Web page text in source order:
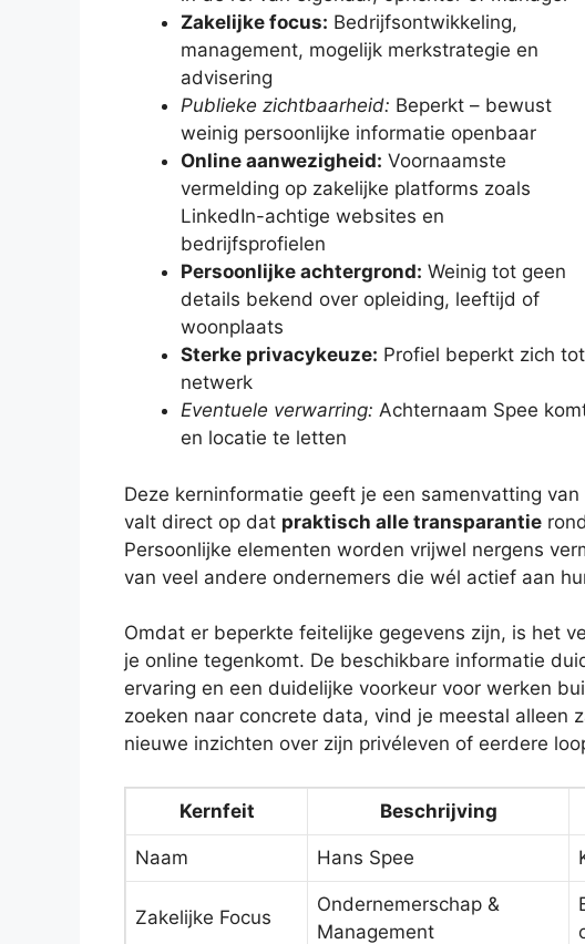
Zakelijke focus: Bedrijfsontwikkeling,
management, mogelijk merkstrategie en
advisering
Publieke zichtbaarheid: Beperkt – bewust
weinig persoonlijke informatie openbaar
Online aanwezigheid: Voornaamste
vermelding op zakelijke platforms zoals
LinkedIn-achtige websites en
bedrijfsprofielen
Persoonlijke achtergrond: Weinig tot geen
details bekend over opleiding, leeftijd of
woonplaats
Sterke privacykeuze: Profiel beperkt zich
netwerk
Eventuele verwarring: Achternaam Spee
en locatie te letten
Deze kerninformatie geeft je een samenvatting
valt direct op dat praktisch alle transparantie
Persoonlijke elementen worden vrijwel nergens
van veel andere ondernemers die wél actief aan
Omdat er beperkte feitelijke gegevens zijn, is het
je online tegenkomt. De beschikbare informatie
ervaring en een duidelijke voorkeur voor werken
zoeken naar concrete data, vind je meestal alleen
nieuwe inzichten over zijn privéleven of eerdere
Kernfeit Beschrijving
Naam Hans Spee
Zakelijke Focus
Ondernemerschap &
Management